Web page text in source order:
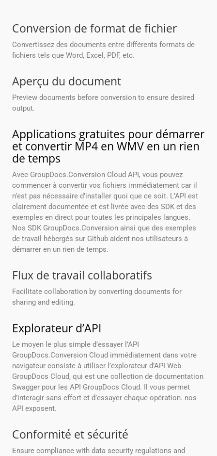
Conversion de format de fichier
Convertissez des documents entre différents formats de
fichiers tels que Word, Excel, PDF, etc.
Aperçu du document
Preview documents before conversion to ensure desired
output.
Applications gratuites pour démarrer
et convertir MP4 en WMV en un rien
de temps
Avec GroupDocs.Conversion Cloud API, vous pouvez
commencer à convertir vos fichiers immédiatement car il
n’est pas nécessaire d’installer quoi que ce soit. L’API est
clairement documentée et est livrée avec des SDK et des
exemples en direct pour toutes les principales langues.
Nos SDK GroupDocs.Conversion ainsi que des exemples
de travail hébergés sur Github aident nos utilisateurs à
démarrer en un rien de temps.
Flux de travail collaboratifs
Facilitate collaboration by converting documents for
sharing and editing.
Explorateur d’API
Le moyen le plus simple d’essayer l’API
GroupDocs.Conversion Cloud immédiatement dans votre
navigateur consiste à utiliser l’explorateur d’API Web
GroupDocs Cloud, qui est une collection de documentation
Swagger pour les API GroupDocs Cloud. Il vous permet
d’interagir sans effort et d’essayer chaque opération. nos
API exposent.
Conformité et sécurité
Ensure compliance with data security regulations and